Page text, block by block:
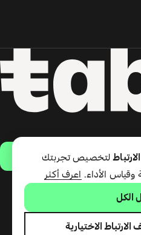
ذ.م.م خدمة الدفع
مصرف الإمارات
لتخصيص تجربتك
الأداء.
اعرف أكثر
الكل
الاختيارية